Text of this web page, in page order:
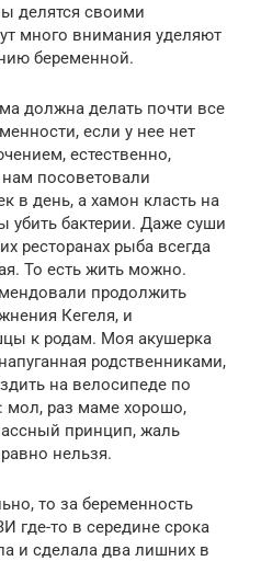
делятся своими
много внимания уделяют
беременной.
должна делать почти все
если у нее нет
естественно,
посоветовали
в день, а хамон класть на
убить бактерии. Даже суши
ресторанах рыба всегда
То есть жить можно.
продолжить
Кегеля, и
к родам. Моя акушерка
родственниками,
на велосипеде по
мол, раз маме хорошо,
принцип, жаль
нельзя.
то за беременность
где-то в середине срока
и сделала два лишних в